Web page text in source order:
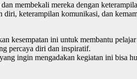
dan membekali mereka dengan
diri, keterampilan komunikasi, dan
kesempatan ini untuk membantu
percaya diri dan inspiratif.
ingin mengadakan kegiatan ini bisa